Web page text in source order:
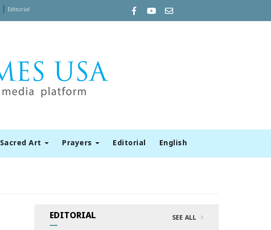
Editorial
Sacred Art Prayers Editorial English
EDITORIAL SEE ALL